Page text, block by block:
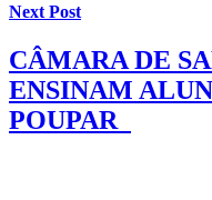
Next Post
CÂMARA DE
ENSINAM
POUPAR